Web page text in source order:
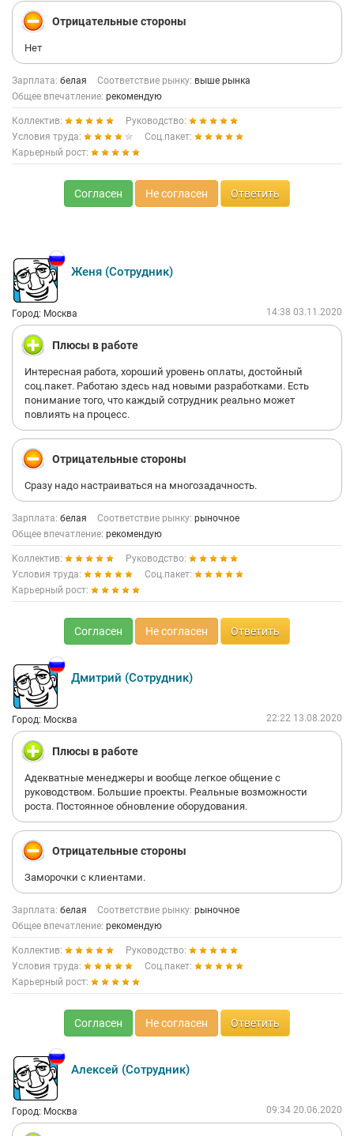
Отрицательные стороны
Нет
Зарплата: белая Соответствие рынку: выше рынка
Общее впечатление: рекомендую
Коллектив:
Руководство:
Условия труда:
Соц.пакет:
Карьерный рост:
Согласен Не согласен Ответить
Женя (Сотрудник)
Город: Москва 14:38 03.11.2020
Плюсы в работе
Интересная работа, хороший уровень оплаты, достойный
соц.пакет. Работаю здесь над новыми разработками. Есть
понимание того, что каждый сотрудник реально может
повлиять на процесс.
Отрицательные стороны
Сразу надо настраиваться на многозадачность.
Зарплата: белая Соответствие рынку: рыночное
Общее впечатление: рекомендую
Коллектив:
Руководство:
Условия труда:
Соц.пакет:
Карьерный рост:
Согласен Не согласен Ответить
Дмитрий (Сотрудник)
Город: Москва 22:22 13.08.2020
Плюсы в работе
Адекватные менеджеры и вообще легкое общение с
руководством. Большие проекты. Реальные возможности
роста. Постоянное обновление оборудования.
Отрицательные стороны
Заморочки с клиентами.
Зарплата: белая Соответствие рынку: рыночное
Общее впечатление: рекомендую
Коллектив:
Руководство:
Условия труда:
Соц.пакет:
Карьерный рост:
Согласен Не согласен Ответить
Алексей (Сотрудник)
Город: Москва 09:34 20.06.2020